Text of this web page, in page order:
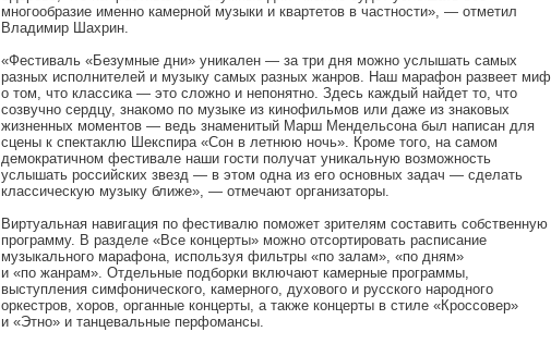
многообразие именно камерной музыки и квартетов в частности», — отметил
Владимир Шахрин.
«Фестиваль «Безумные дни» уникален — за три дня можно услышать самых
разных исполнителей и музыку самых разных жанров. Наш марафон развеет миф
о том, что классика — это сложно и непонятно. Здесь каждый найдет то, что
созвучно сердцу, знакомо по музыке из кинофильмов или даже из знаковых
жизненных моментов — ведь знаменитый Марш Мендельсона был написан для
сцены к спектаклю Шекспира «Сон в летнюю ночь». Кроме того, на самом
демократичном фестивале наши гости получат уникальную возможность
услышать российских звезд — в этом одна из его основных задач — сделать
классическую музыку ближе», — отмечают организаторы.
Виртуальная навигация по фестивалю поможет зрителям составить собственную
программу. В разделе «Все концерты» можно отсортировать расписание
музыкального марафона, используя фильтры «по залам», «по дням»
и «по жанрам». Отдельные подборки включают камерные программы,
выступления симфонического, камерного, духового и русского народного
оркестров, хоров, органные концерты, а также концерты в стиле «Кроссовер»
и «Этно» и танцевальные перфомансы.